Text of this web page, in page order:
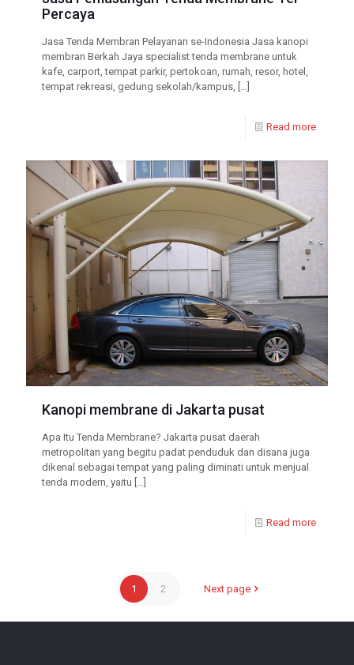
Percaya
Jasa Tenda Membran Pelayanan se-Indonesia Jasa kanopi
membran Berkah Jaya specialist tenda membrane untuk
kafe, carport, tempat parkir, pertokoan, rumah, resor, hotel,
tempat rekreasi, gedung sekolah/kampus,
Read more
Kanopi membrane di Jakarta pusat
Apa Itu Tenda Membrane? Jakarta pusat daerah
metropolitan yang begitu padat penduduk dan disana juga
dikenal sebagai tempat yang paling diminati untuk menjual
tenda modern, yaitu […]
Read more
1 2 Next page